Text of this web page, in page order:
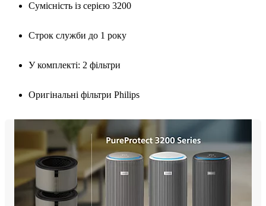
Сумісність із серією 3200
Строк служби до 1 року
У комплекті: 2 фільтри
Оригінальні фільтри Philips